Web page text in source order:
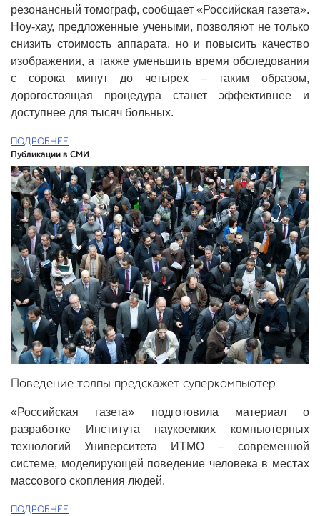
резонансный томограф, сообщает «Российская газета».
Ноу-хау, предложенные учеными, позволяют не только
снизить стоимость аппарата, но и повысить качество
изображения, а также уменьшить время обследования
с сорока минут до четырех – таким образом,
дорогостоящая процедура станет эффективнее и
доступнее для тысяч больных.
ПОДРОБНЕЕ
Публикации в СМИ
Поведение толпы предскажет суперкомпьютер
«Российская газета» подготовила материал о
разработке Института наукоемких компьютерных
технологий Университета ИТМО – современной
системе, моделирующей поведение человека в местах
массового скопления людей.
ПОДРОБНЕЕ